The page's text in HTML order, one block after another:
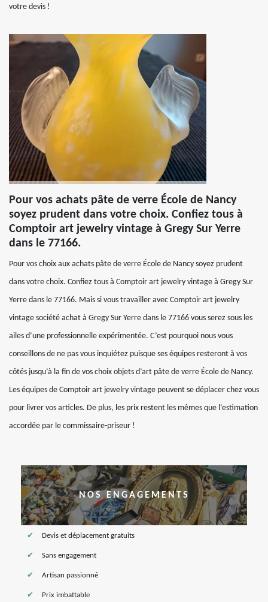
votre devis !
Pour vos achats pâte de verre École de Nancy
soyez prudent dans votre choix. Confiez tous à
Comptoir art jewelry vintage à Gregy Sur Yerre
dans le 77166.
Pour vos choix aux achats pâte de verre École de Nancy soyez prudent
dans votre choix. Confiez tous à Comptoir art jewelry vintage à Gregy Sur
Yerre dans le 77166. Mais si vous travailler avec Comptoir art jewelry
vintage société achat à Gregy Sur Yerre dans le 77166 vous serez sous les
ailes d’une professionnelle expérimentée. C’est pourquoi nous vous
conseillons de ne pas vous inquiétez puisque ses équipes resteront à vos
côtés jusqu’à la fin de vos choix objets d’art pâte de verre École de Nancy.
Les équipes de Comptoir art jewelry vintage peuvent se déplacer chez vous
pour livrer vos articles. De plus, les prix restent les mêmes que l’estimation
accordée par le commissaire-priseur !
NOS ENGAGEMENTS
Devis et déplacement gratuits
Sans engagement
Artisan passionné
Prix imbattable